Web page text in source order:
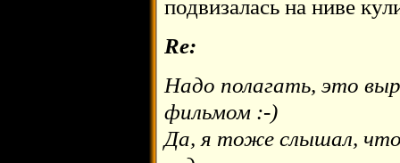
подвизалась на ниве
Re:
Надо полагать, это
фильмом :-)
Да, я тоже слышал,